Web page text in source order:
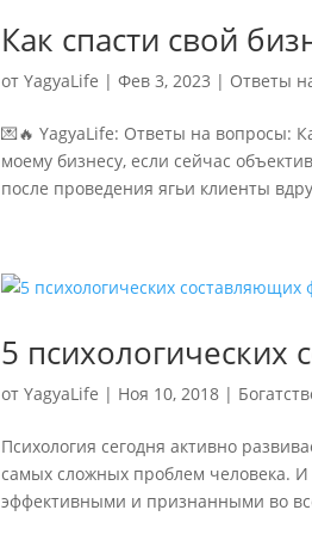
Как спасти свой
отYagyaLife |Фев 3, 2023 | Ответы
💌🔥 YagyaLife: Ответы на вопросы:
моему бизнесу, если сейчас
после проведения ягьи клиенты
5
отYagyaLife | Ноя 10, 2018 |
Психология сегодня активно
самых сложных проблем человека. И
эффективными и признанными во